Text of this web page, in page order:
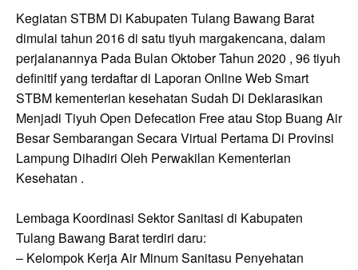
Kegiatan STBM Di Kabupaten Tulang Bawang Barat
dimulai tahun 2016 di satu tiyuh margakencana, dalam
perjalanannya Pada Bulan Oktober Tahun 2020 , 96 tiyuh
definitif yang terdaftar di Laporan Online Web Smart
STBM kementerian kesehatan Sudah Di Deklarasikan
Menjadi Tiyuh Open Defecation Free atau Stop Buang Air
Besar Sembarangan Secara Virtual Pertama Di Provinsi
Lampung Dihadiri Oleh Perwakilan Kementerian
Kesehatan .
Lembaga Koordinasi Sektor Sanitasi di Kabupaten
Tulang Bawang Barat terdiri daru:
– Kelompok Kerja Air Minum Sanitasu Penyehatan